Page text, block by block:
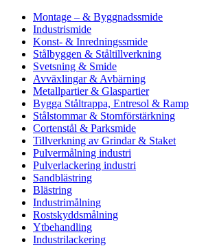
Montage – & Byggnadssmide
Industrismide
Konst- & Inredningssmide
Stålbyggen & Ståltillverkning
Svetsning & Smide
Avväxlingar & Avbärning
Metallpartier & Glaspartier
Bygga Ståltrappa, Entresol & Ramp
Stålstommar & Stomförstärkning
Cortenstål & Parksmide
Tillverkning av Grindar & Staket
Pulvermålning industri
Pulverlackering industri
Sandblästring
Blästring
Industrimålning
Rostskyddsmålning
Ytbehandling
Industrilackering